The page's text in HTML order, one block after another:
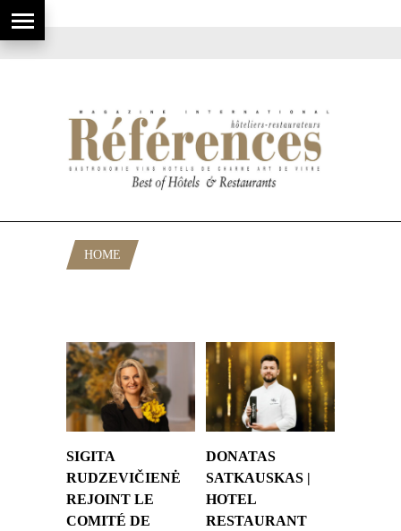
HOME
SIGITA
RUDZEVIČIENĖ
REJOINT LE
COMITÉ DE
DONATAS
SATKAUSKAS |
HOTEL
RESTAURANT